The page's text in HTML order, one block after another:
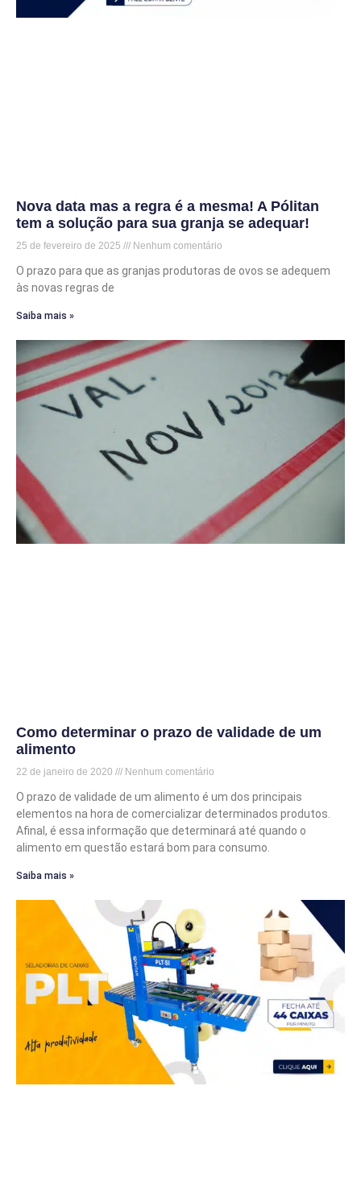
Nova data mas a regra é a mesma! A Pólitan
tem a solução para sua granja se adequar!
25 de fevereiro de 2025 Nenhum comentário
O prazo para que as granjas produtoras de ovos se adequem
às novas regras de
Saiba mais »
Como determinar o prazo de validade de um
alimento
22 de janeiro de 2020 Nenhum comentário
O prazo de validade de um alimento é um dos principais
elementos na hora de comercializar determinados produtos.
Afinal, é essa informação que determinará até quando o
alimento em questão estará bom para consumo.
Saiba mais »